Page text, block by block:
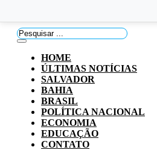
Pesquisar
...
HOME
ÚLTIMAS NOTÍCIAS
SALVADOR
BAHIA
BRASIL
POLÍTICA NACIONAL
ECONOMIA
EDUCAÇÃO
CONTATO